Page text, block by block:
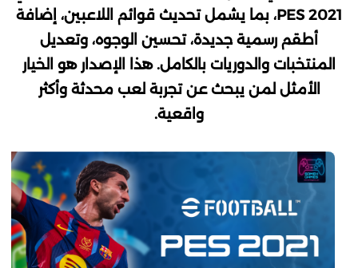
PES 2021، بما يشمل تحديث قوائم اللاعبين، إضافة
أطقم رسمية جديدة، تحسين الوجوه، وتعديل
المنتخبات والدوريات بالكامل. هذا الإصدار هو الخيار
الأمثل لمن يبحث عن تجربة لعب محدثة وأكثر
واقعية.